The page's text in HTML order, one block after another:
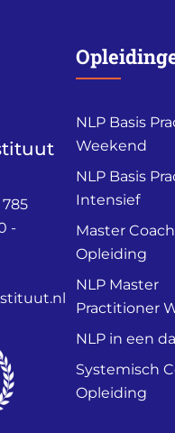
785
-
NLP Basis
Weekend
NLP Basis
Intensief
Master Coach
Opleiding
NLP Master
Practitioner
NLP in een
Systemisch
Opleiding